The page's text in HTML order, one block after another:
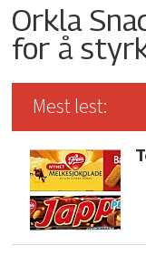
Orkla
for å
Mest lest: